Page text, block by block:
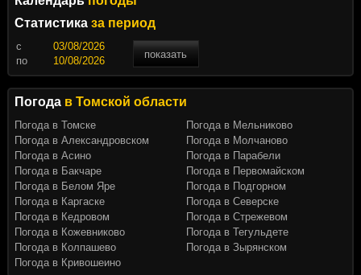
Статистика за период
c
показать
по
Погода в Томской области
Погода в Томске
Погода в Александровском
Погода в Асино
Погода в Бакчаре
Погода в Белом Яре
Погода в Каргаске
Погода в Кедровом
Погода в Кожевниково
Погода в Колпашево
Погода в Кривошеино
Погода в Мельниково
Погода в Молчаново
Погода в Парабели
Погода в Первомайском
Погода в Подгорном
Погода в Северске
Погода в Стрежевом
Погода в Тегульдете
Погода в Зырянском